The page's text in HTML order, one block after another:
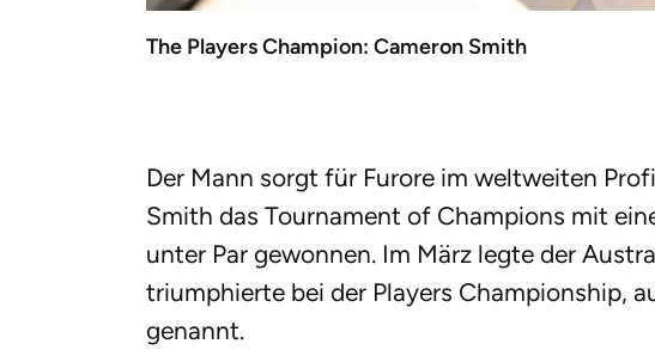
The Players Champion: Cameron Smith
Der Mann sorgt für Furore im weltweiten
Smith das Tournament of Champions mit
unter Par gewonnen. Im März legte der
triumphierte bei der Players Championship,
genannt.